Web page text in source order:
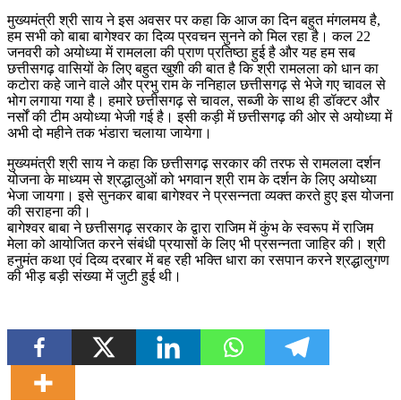
मुख्यमंत्री श्री साय ने इस अवसर पर कहा कि आज का दिन बहुत मंगलमय है,
हम सभी को बाबा बागेश्वर का दिव्य प्रवचन सुनने को मिल रहा है। कल 22
जनवरी को अयोध्या में रामलला की प्राण प्रतिष्ठा हुई है और यह हम सब
छत्तीसगढ़ वासियों के लिए बहुत खुशी की बात है कि श्री रामलला को धान का
कटोरा कहे जाने वाले और प्रभु राम के ननिहाल छत्तीसगढ़ से भेजे गए चावल से
भोग लगाया गया है। हमारे छत्तीसगढ़ से चावल, सब्जी के साथ ही डॉक्टर और
नर्सों की टीम अयोध्या भेजी गई है। इसी कड़ी में छत्तीसगढ़ की ओर से अयोध्या में
अभी दो महीने तक भंडारा चलाया जायेगा।
मुख्यमंत्री श्री साय ने कहा कि छत्तीसगढ़ सरकार की तरफ से रामलला दर्शन
योजना के माध्यम से श्रद्धालुओं को भगवान श्री राम के दर्शन के लिए अयोध्या
भेजा जायगा। इसे सुनकर बाबा बागेश्वर ने प्रसन्नता व्यक्त करते हुए इस योजना
की सराहना की।
बागेश्वर बाबा ने छत्तीसगढ़ सरकार के द्वारा राजिम में कुंभ के स्वरूप में राजिम
मेला को आयोजित करने संबंधी प्रयासों के लिए भी प्रसन्नता जाहिर की। श्री
हनुमंत कथा एवं दिव्य दरबार में बह रही भक्ति धारा का रसपान करने श्रद्धालुगण
की भीड़ बड़ी संख्या में जुटी हुई थी।